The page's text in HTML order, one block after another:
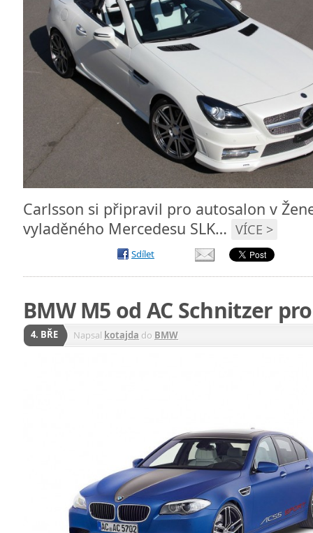
Carlsson si připravil pro autosalon v
vyladěného Mercedesu SLK… VÍCE >
Sdílet
BMW M5 od AC Schnitzer
4. BŘE Napsal kotajda do BMW